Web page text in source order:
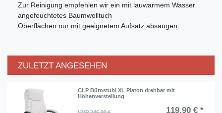
Zur Reinigung empfehlen wir ein mit lauwarmem Wasser
angefeuchtetes Baumwolltuch
Oberflächen nur mit geeignetem Aufsatz absaugen
ZULETZT ANGESEHEN
CLP Bürostuhl XL Platon drehbar mit
Höhenverstellung
119,90 € *